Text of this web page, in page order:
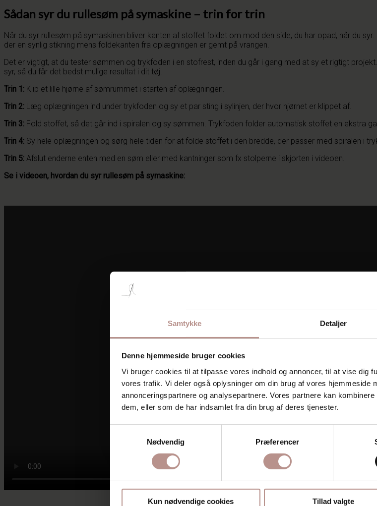
Samtykke Detaljer
Denne hjemmeside bruger cookies
Vi bruger cookies til at tilpasse vores indhold og annoncer, til at vise dig
vores trafik. Vi deler også oplysninger om din brug af vores hjemmeside
annonceringspartnere og analysepartnere. Vores partnere kan
dem, eller som de har indsamlet fra din brug af deres tjenester.
Nødvendig
Præferencer
Kun nødvendige cookies Tillad valgte
Sådan syr du rullesøm på symaskine – trin for trin
Når du syr rullesøm på symaskinen bliver kanten af stoffet foldet om mod den side, du har opad, når du
der en synlig stikning mens foldekanten fra oplægningen er gemt på vrangen.
Det er vigtigt, at du tester sømmen og trykfoden i en stofrest, inden du går i gang med at sy et rigtigt
syr, så du får det bedst mulige resultat i dit tøj.
Trin 1: Klip et lille hjørne af sømrummet i starten af oplægningen.
Trin 2: Læg oplægningen ind under trykfoden og sy et par sting i sylinjen, der hvor hjørnet er klippet af.
Trin 3: Fold stoffet, så det går ind i spiralen og sy sømmen. Trykfoden folder automatisk stoffet en ekstra
Trin 4: Sy hele oplægningen og sørg hele tiden for at folde stoffet i den bredde, der passer med spiralen i
Trin 5: Afslut enderne enten med en søm eller med kantninger som fx stolperne i skjorten i videoen.
Se i videoen, hvordan du syr rullesøm på symaskine: